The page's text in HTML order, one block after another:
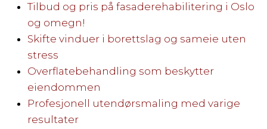
Tilbud og pris på fasaderehabilitering i Oslo
og omegn!
Skifte vinduer i borettslag og sameie uten
stress
Overflatebehandling som beskytter
eiendommen
Profesjonell utendørsmaling med varige
resultater